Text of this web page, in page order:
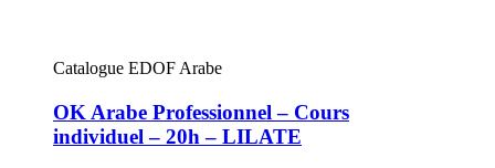
Catalogue EDOF Arabe
OK Arabe Professionnel – Cours
individuel – 20h – LILATE